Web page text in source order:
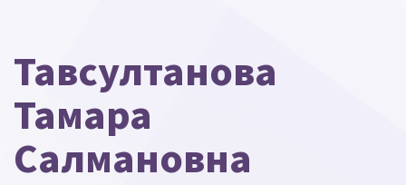
Тавсултанова
Тамара
Салмановна